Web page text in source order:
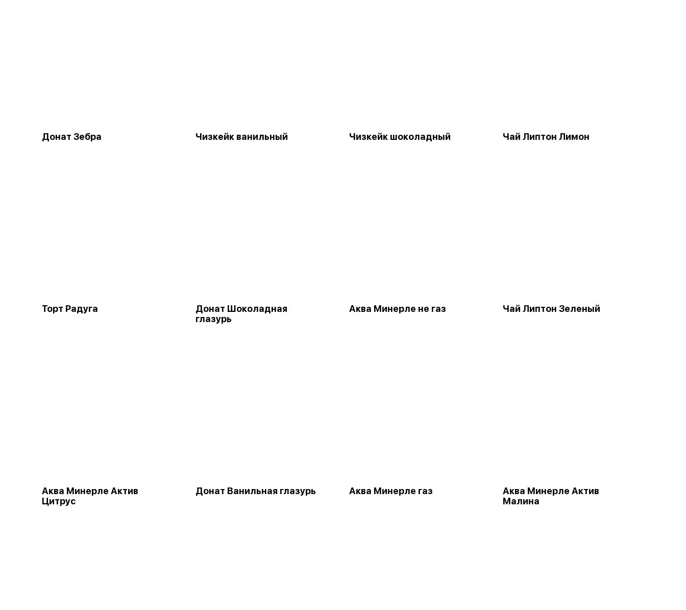
Донат Зебра Чизкейк ванильный Чизкейк шоколадный Чай Липтон Лимон
Торт Радуга
Донат Шоколадная
глазурь
Аква Минерле не газ Чай Липтон Зеленый
Аква Минерле Актив
Цитрус
Донат Ванильная глазурь Аква Минерле газ
Аква Минерле Актив
Малина